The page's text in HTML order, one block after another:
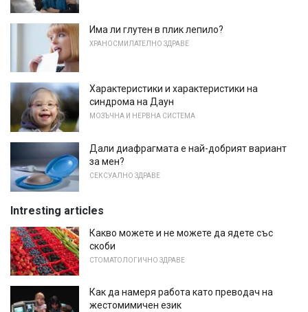
Има ли глутен в плик лепило?
ХРАНОСМИЛАТЕЛНО ЗДРАВЕ
Характеристики и характеристики на
синдрома на Даун
МОЗЪЧНА И НЕРВНА СИСТЕМА
Дали диафрагмата е най-добрият вариант
за мен?
СЕКСУАЛНО ЗДРАВЕ
Intresting articles
Какво можете и не можете да ядете със
скоби
СТОМАТОЛОГИЧНО ЗДРАВЕ
Как да намеря работа като преводач на
жестомимичен език